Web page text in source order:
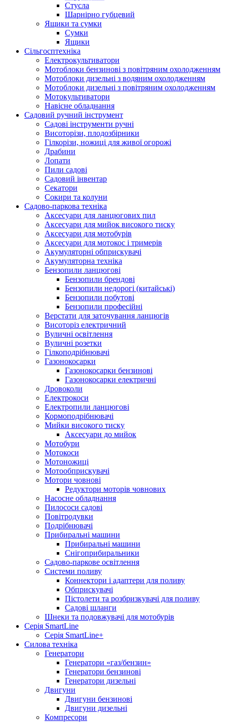
Стусла
Шарнірно губцевий
Ящики та сумки
Сумки
Ящики
Сільгосптехніка
Електрокультиватори
Мотоблоки бензинові з повітряним охолодженням
Мотоблоки дизельні з водяним охолодженням
Мотоблоки дизельні з повітряним охолодженням
Мотокультиватори
Навісне обладнання
Садовий ручний інструмент
Cадові інструменти ручні
Висоторізи, плодозбірники
Гілкорізи, ножиці для живої огорожі
Драбини
Лопати
Пили садові
Садовий інвентар
Секатори
Сокири та колуни
Садово-паркова техніка
Аксесуари для ланцюгових пил
Аксесуари для мийок високого тиску
Аксесуари для мотобурів
Аксесуари для мотокос і тримерів
Акумуляторні обприскувачі
Акумуляторна техніка
Бензопили ланцюгові
Бензопили брендові
Бензопили недорогі (китайські)
Бензопили побутові
Бензопили професійні
Верстати для заточування ланцюгів
Висоторіз електричний
Вуличні освітлення
Вуличні розетки
Гілкоподрібнювачі
Газонокосарки
Газонокосарки бензинові
Газонокосарки електричні
Дровоколи
Електрокоси
Електропили ланцюгові
Кормоподрібнювачі
Мийки високого тиску
Аксесуари до мийок
Мотобури
Мотокоси
Мотоножиці
Мотообприскувачі
Мотори човнові
Редуктори моторів човнових
Насосне обладнання
Пилососи садові
Повітродувки
Подрібнювачі
Прибиральні машини
Прибиральні машини
Снігоприбиральники
Садово-паркове освітлення
Системи поливу
Коннектори і адаптери для поливу
Обприскувачі
Пістолети та розбризкувачі для поливу
Садові шланги
Шнеки та подовжувачі для мотобурів
Серія SmartLine
Серія SmartLine+
Силова техніка
Генератори
Генератори «газ/бензин»
Генератори бензинові
Генератори дизельні
Двигуни
Двигуни бензинові
Двигуни дизельні
Компресори